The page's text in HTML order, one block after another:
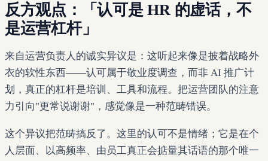
反方观点：「认可是 HR 的虚话，不
是运营杠杆」
来自运营负责人的诚实异议是：这听起来像是披着战略外
衣的软性东西——认可属于敬业度调查，而非 AI 推广计
划，真正的杠杆是培训、工具和流程。把运营团队的注意
力引向"更常说谢谢"，感觉像是一种范畴错误。
这个异议把范畴搞反了。这里的认可不是情绪；它是在个
人层面、以高频率、由员工真正会掂量其话语的那个唯一